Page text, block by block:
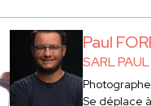
Paul
SARL
Se déplace à